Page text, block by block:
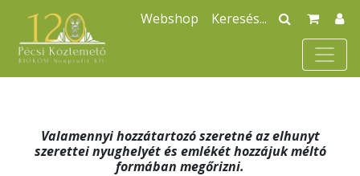
Webshop
Valamennyi hozzátartozó szeretné az elhunyt
szerettei nyughelyét és emlékét hozzájuk méltó
formában megőrizni.